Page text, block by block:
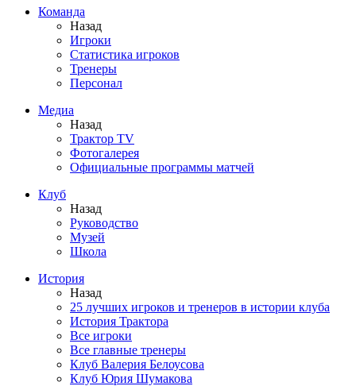
Команда
Назад
Игроки
Статистика игроков
Тренеры
Персонал
Медиа
Назад
Трактор TV
Фотогалерея
Официальные программы матчей
Клуб
Назад
Руководство
Музей
Школа
История
Назад
25 лучших игроков и тренеров в истории клуба
История Трактора
Все игроки
Все главные тренеры
Клуб Валерия Белоусова
Клуб Юрия Шумакова